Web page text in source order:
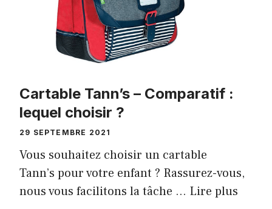
Cartable Tann’s – Comparatif :
lequel choisir ?
29 SEPTEMBRE 2021
Vous souhaitez choisir un cartable
Tann’s pour votre enfant ? Rassurez-vous,
nous vous facilitons la tâche … Lire plus